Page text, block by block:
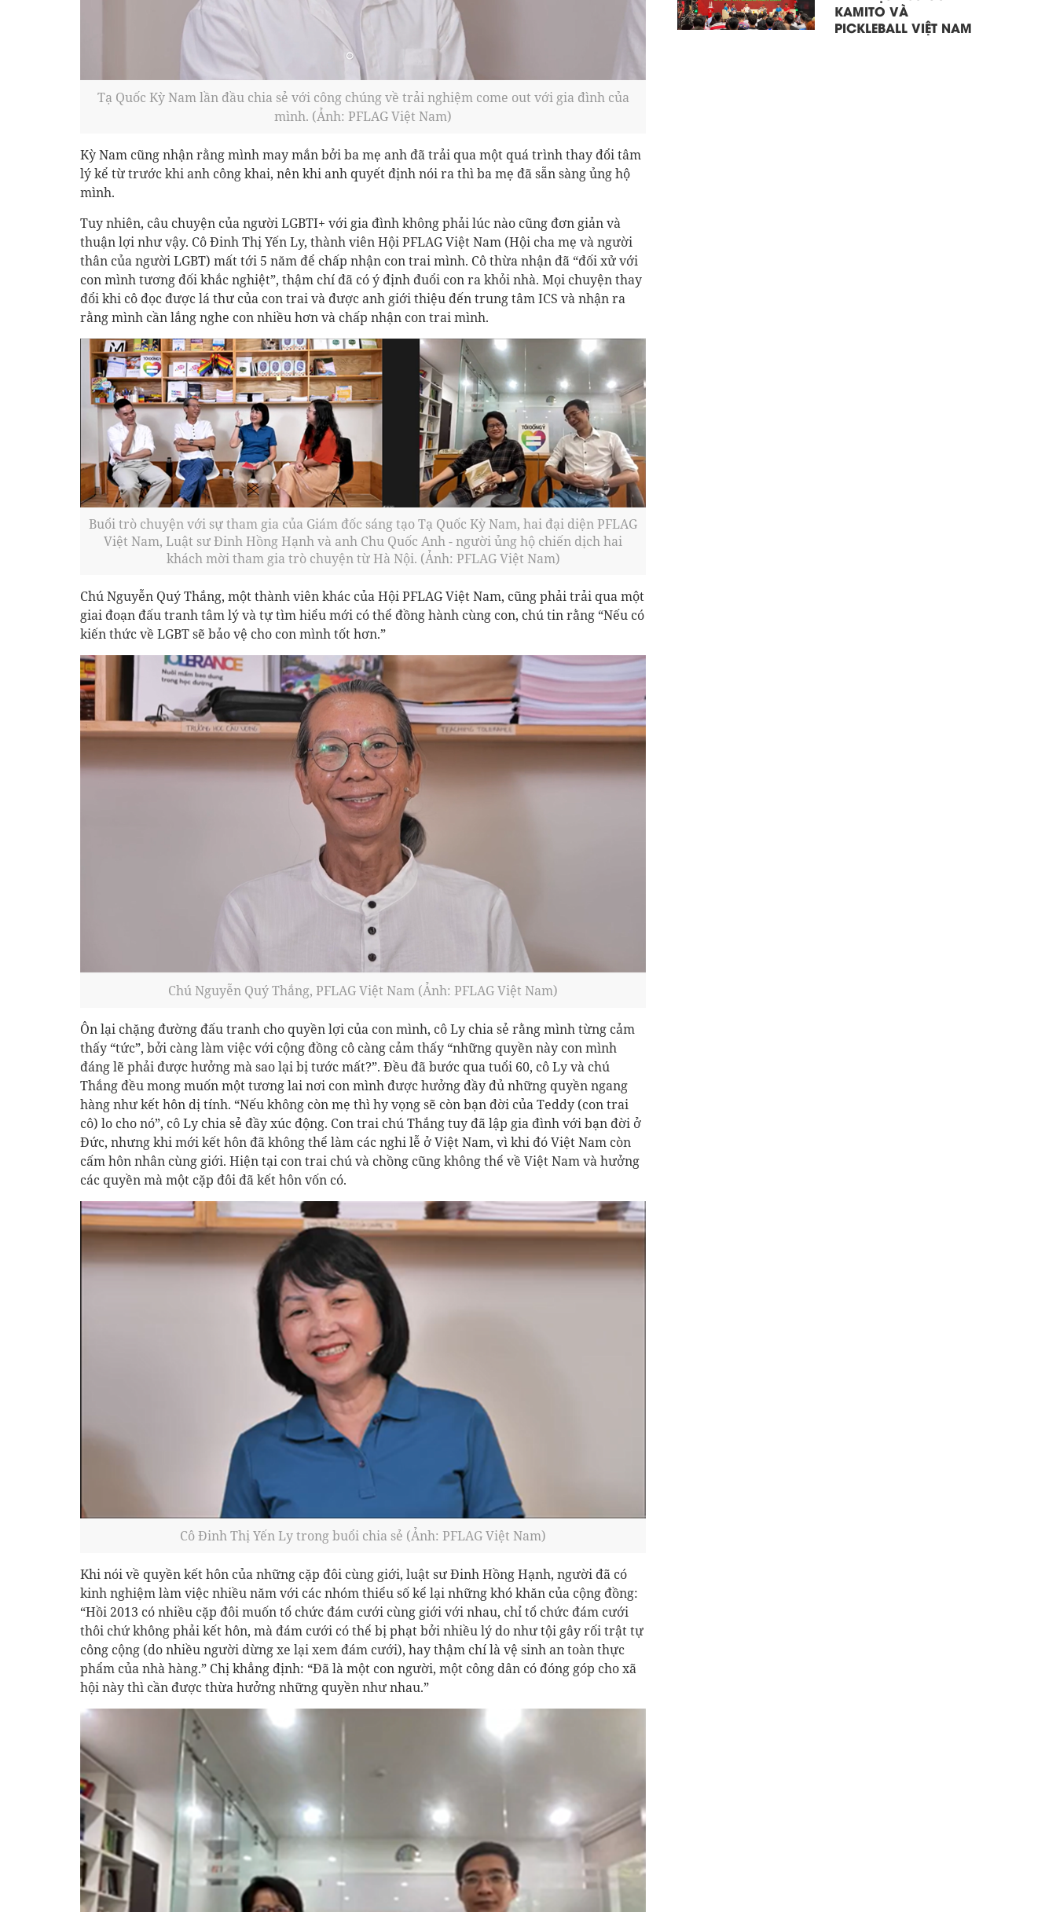
Tạ Quốc Kỳ Nam lần đầu chia sẻ với công chúng về trải nghiệm come out với gia đình của
mình. (Ảnh: PFLAG Việt Nam)
Kỳ Nam cũng nhận rằng mình may mắn bởi ba mẹ anh đã trải qua một quá trình thay đổi tâm
lý kể từ trước khi anh công khai, nên khi anh quyết định nói ra thì ba mẹ đã sẵn sàng ủng hộ
mình.
Tuy nhiên, câu chuyện của người LGBTI+ với gia đình không phải lúc nào cũng đơn giản và
thuận lợi như vậy. Cô Đinh Thị Yến Ly, thành viên Hội PFLAG Việt Nam (Hội cha mẹ và người
thân của người LGBT) mất tới 5 năm để chấp nhận con trai mình. Cô thừa nhận đã “đối xử với
con mình tương đối khắc nghiệt”, thậm chí đã có ý định đuổi con ra khỏi nhà. Mọi chuyện thay
đổi khi cô đọc được lá thư của con trai và được anh giới thiệu đến trung tâm ICS và nhận ra
rằng mình cần lắng nghe con nhiều hơn và chấp nhận con trai mình.
Buổi trò chuyện với sự tham gia của Giám đốc sáng tạo Tạ Quốc Kỳ Nam, hai đại diện PFLAG
Việt Nam, Luật sư Đinh Hồng Hạnh và anh Chu Quốc Anh - người ủng hộ chiến dịch hai
khách mời tham gia trò chuyện từ Hà Nội. (Ảnh: PFLAG Việt Nam)
Chú Nguyễn Quý Thắng, một thành viên khác của Hội PFLAG Việt Nam, cũng phải trải qua một
giai đoạn đấu tranh tâm lý và tự tìm hiểu mới có thể đồng hành cùng con, chú tin rằng “Nếu có
kiến thức về LGBT sẽ bảo vệ cho con mình tốt hơn.”
Chú Nguyễn Quý Thắng, PFLAG Việt Nam (Ảnh: PFLAG Việt Nam)
Ôn lại chặng đường đấu tranh cho quyền lợi của con mình, cô Ly chia sẻ rằng mình từng cảm
thấy “tức”, bởi càng làm việc với cộng đồng cô càng cảm thấy “những quyền này con mình
đáng lẽ phải được hưởng mà sao lại bị tước mất?”. Đều đã bước qua tuổi 60, cô Ly và chú
Thắng đều mong muốn một tương lai nơi con mình được hưởng đầy đủ những quyền ngang
hàng như kết hôn dị tính. “Nếu không còn mẹ thì hy vọng sẽ còn bạn đời của Teddy (con trai
cô) lo cho nó”, cô Ly chia sẻ đầy xúc động. Con trai chú Thắng tuy đã lập gia đình với bạn đời ở
Đức, nhưng khi mới kết hôn đã không thể làm các nghi lễ ở Việt Nam, vì khi đó Việt Nam còn
cấm hôn nhân cùng giới. Hiện tại con trai chú và chồng cũng không thể về Việt Nam và hưởng
các quyền mà một cặp đôi đã kết hôn vốn có.
Cô Đinh Thị Yến Ly trong buổi chia sẻ (Ảnh: PFLAG Việt Nam)
Khi nói về quyền kết hôn của những cặp đôi cùng giới, luật sư Đinh Hồng Hạnh, người đã có
kinh nghiệm làm việc nhiều năm với các nhóm thiểu số kể lại những khó khăn của cộng đồng:
“Hồi 2013 có nhiều cặp đôi muốn tổ chức đám cưới cùng giới với nhau, chỉ tổ chức đám cưới
thôi chứ không phải kết hôn, mà đám cưới có thể bị phạt bởi nhiều lý do như tội gây rối trật tự
công cộng (do nhiều người dừng xe lại xem đám cưới), hay thậm chí là vệ sinh an toàn thực
phẩm của nhà hàng.” Chị khẳng định: “Đã là một con người, một công dân có đóng góp cho xã
hội này thì cần được thừa hưởng những quyền như nhau.”
KAMITO VÀ
PICKLEBALL VIỆT NAM